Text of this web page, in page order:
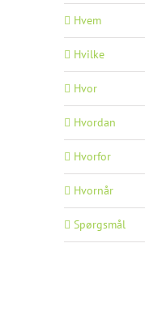
Hvem
Hvilke
Hvor
Hvordan
Hvorfor
Hvornår
Spørgsmål